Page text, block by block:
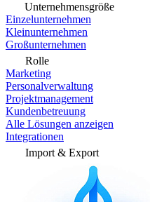
Unternehmensgröße
Einzelunternehmen
Kleinunternehmen
Großunternehmen
Rolle
Marketing
Personalverwaltung
Projektmanagement
Kundenbetreuung
Alle Lösungen anzeigen
Integrationen
Import & Export